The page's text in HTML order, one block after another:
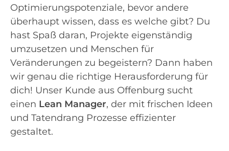
Optimierungspotenziale, bevor andere
überhaupt wissen, dass es welche gibt? Du
hast Spaß daran, Projekte eigenständig
umzusetzen und Menschen für
Veränderungen zu begeistern? Dann haben
wir genau die richtige Herausforderung für
dich! Unser Kunde aus Offenburg sucht
einen Lean Manager, der mit frischen Ideen
und Tatendrang Prozesse effizienter
gestaltet.